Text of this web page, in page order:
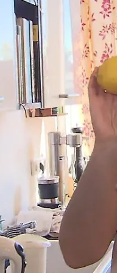
frisch zum